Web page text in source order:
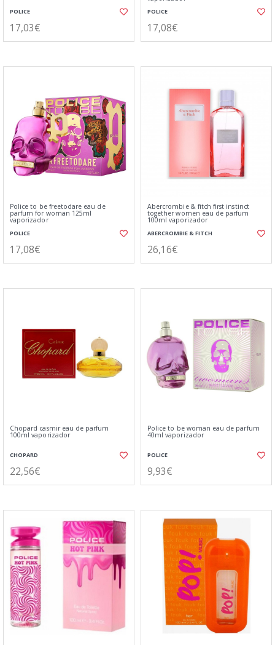
POLICE
17,03€
POLICE
17,08€
Police to be freetodare eau de
parfum for woman 125ml
vaporizador
POLICE
17,08€
Abercrombie & fitch first instinct
together women eau de parfum
100ml vaporizador
ABERCROMBIE & FITCH
26,16€
Chopard casmir eau de parfum
100ml vaporizador
CHOPARD
22,56€
Police to be woman eau de parfum
40ml vaporizador
POLICE
9,93€